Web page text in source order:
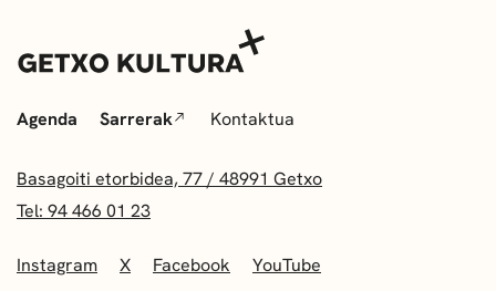
Agenda Sarrerak Kontaktua
Basagoiti etorbidea, 77 / 48991 Getxo
Tel: 94 466 01 23
Instagram X Facebook YouTube